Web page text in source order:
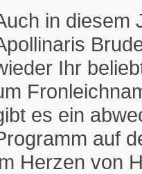
in diesem
Ihr
es ein
auf
Herzen von